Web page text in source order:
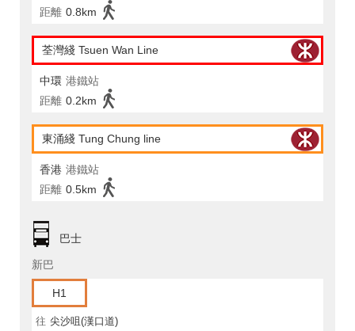
距離 0.8km
荃灣綫 Tsuen Wan Line
中環 港鐵站
距離 0.2km
東涌綫 Tung Chung line
香港 港鐵站
距離 0.5km
巴士
新巴
H1
往 尖沙咀(漢口道)